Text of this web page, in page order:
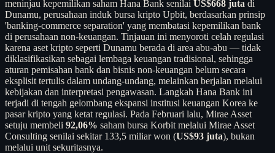
meninjau kepemilikan saham Hana Bank senilai US$668 juta di
Dunamu, perusahaan induk bursa kripto Upbit, berdasarkan prinsip
'banking-commerce separation' yang membatasi kepemilikan bank
di perusahaan non-keuangan. Tinjauan ini menyoroti celah regulasi
karena aset kripto seperti Dunamu berada di area abu-abu — tidak
diklasifikasikan sebagai lembaga keuangan tradisional, sehingga
aturan pemisahan bank dan bisnis non-keuangan belum secara
eksplisit tertulis dalam undang-undang, melainkan berjalan melalui
kebijakan dan interpretasi pengawasan. Langkah Hana Bank ini
terjadi di tengah gelombang ekspansi institusi keuangan Korea ke
pasar kripto yang ketat regulasi. Pada Februari lalu, Mirae Asset
setuju membeli 92,06% saham bursa Korbit melalui Mirae Asset
Consulting senilai sekitar 133,5 miliar won (US$93 juta), bukan
melalui unit sekuritasnya.